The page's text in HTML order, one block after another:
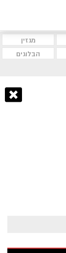
מגזין
הבלוגים